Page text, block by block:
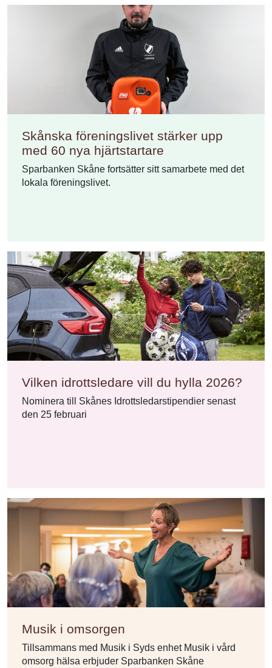
Skånska föreningslivet stärker upp
med 60 nya hjärtstartare
Sparbanken Skåne fortsätter sitt samarbete med det
lokala föreningslivet.
Vilken idrottsledare vill du hylla 2026?
Nominera till Skånes Idrottsledarstipendier senast
den 25 februari
Musik i omsorgen
Tillsammans med Musik i Syds enhet Musik i vård
omsorg hälsa erbjuder Sparbanken Skåne